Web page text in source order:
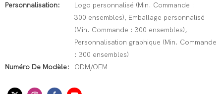
Personnalisation:
Logo personnalisé (Min. Commande :
300 ensembles), Emballage personnalisé
(Min. Commande : 300 ensembles),
Personnalisation graphique (Min. Commande
: 300 ensembles)
Numéro De Modèle:
ODM/OEM